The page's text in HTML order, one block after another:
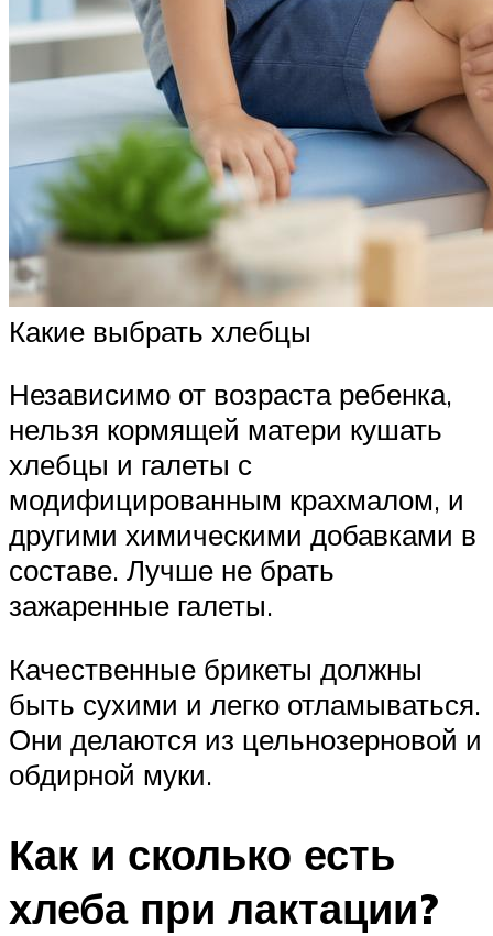
Какие выбрать хлебцы
Независимо от возраста ребенка,
нельзя кормящей матери кушать
хлебцы и галеты с
модифицированным крахмалом, и
другими химическими добавками в
составе. Лучше не брать
зажаренные галеты.
Качественные брикеты должны
быть сухими и легко отламываться.
Они делаются из цельнозерновой и
обдирной муки.
Как и сколько есть
хлеба при лактации?